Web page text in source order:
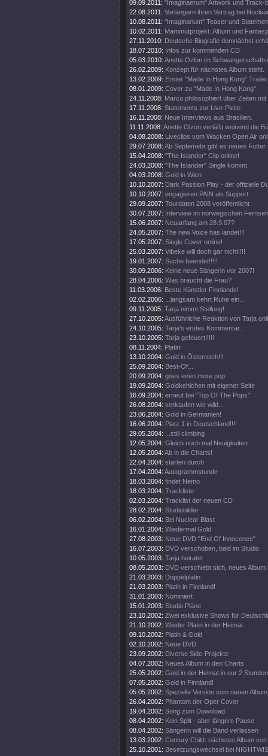
09.09.2011: "Imaginaerum" Artwork und Track-
22.08.2011: Verlängern ihren Vertrag bei
10.08.2011: "Imaginarium" Teaser und
10.02.2011: Mammutprojekt: Album und
27.11.2010: Deutsche Biografie demnächst
18.07.2010: Infos zur kommenden CD
05.03.2010: Anette Ozlon im
26.02.2009: Konzept für nächstes Album steht.
13.02.2009: Erster "Made In Hong Kong" Trailer.
08.01.2009: Cover zu "Made In Hong Kong".
24.11.2008: Marco philosophiert über Zeiten mit
17.11.2008: Statements zur Live-Pleite.
16.11.2008: Neue Interviews aus Brasilien.
11.11.2008: Anette Olzon verläßt weinend die
04.08.2008: Liveclips vom Wacken Open Air
29.07.2008: Ab Septemebr gibt es neues Futter
15.04.2008: "The Islander" Clip online!
24.03.2008: "The Islander" Single kommt.
04.03.2008: Gold in Wien
10.10.2007: Dark Passion Play - der offizielle
10.10.2007: engagieren PAIN als Support
29.09.2007: Tourdaten 2008 veröffentlicht
30.07.2007: Interview im norwegischen
15.06.2007: Neuanfang am 28.9.07?
24.05.2007: The new Voice has landet!!!
17.05.2007: Single Cover online!
25.03.2007: Vibeke will doch gar nicht!!!!
19.01.2007: Suche beendet!!!!!
30.09.2006: Keine neue Sängerin vor 2007!
28.04.2006: Was braucht die Frau?
11.03.2006: Beste Künstler Finnlands!
02.02.2006:
...langsam kehrt Ruhe ein...
09.11.2005: Tarja nimmt Stellung!
27.10.2005: Ausführliche Reaktion von Tarja
24.10.2005: Tarja's erstes Kommentar...
23.10.2005: Tarja gefeuert!!!!!
08.11.2004: Platin!
13.10.2004: Gold in Österreich!!!
25.09.2004: Best-Of...
20.09.2004: goes even more pop
19.09.2004: Goldkehlchen mit eigener Seite
16.09.2004: erneut bei "Top Of The Pops"
26.08.2004: verkaufen wie wild...
23.06.2004: Gold in Germanien!
16.06.2004: Platz 1 in Deutschland!!!!
29.05.2004:
...still climbing
12.05.2004: Gleich noch mal Neuigkeiten
12.05.2004: Ab in die Charts!
22.04.2004: starten durch
17.04.2004: Autogrammstunde
18.03.2004: findet Nemo
18.03.2004: Trackliste
02.03.2004: Tracklist der neuen CD
28.02.2004: Studiobilder
06.02.2004: Bei Nuclear Blast
16.01.2004: Wiedermal Gold
27.08.2003: Neue DVD "End Of Innocence"
16.07.2003: DVD verschoben, bald im Studio
10.05.2003: Tarja heiratet
08.05.2003: DVD verschiebt sich, neues Album
21.03.2003: Doppelplatin
21.03.2003: Platin in Finnland!
31.01.2003: Nominiert
15.01.2003: Studio Pläne
23.10.2002: Zwei exklusive Shows für
21.10.2002: Wieder Platin in der Heimat
09.10.2002: Platin & Gold
02.10.2002: Neue DVD
23.09.2002: Diverse Side-Projekte
04.07.2002: Neues Album in den Charts
25.05.2002: Gold in der Heimat in nur 2 Stunden
07.05.2002: Gold in Finnland!
05.05.2002: Spezielle Version vom neuen Album
26.04.2002: Phantom der Oper Cover
19.04.2002: Song zum Download
08.04.2002: Kein Split - aber längere Pause
08.04.2002: Sängerin will die Band verlassen
13.03.2002: Century Child: nächstes Album
25.10.2001: Besetzungswechsel bei